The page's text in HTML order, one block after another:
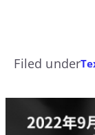
Filed under